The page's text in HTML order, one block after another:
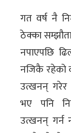
गत वर्ष नै
ठेक्का
नपाएपछि
नजिकै रहेको
उत्खनन् गरेर
भए पनि
उत्खनन् गर्न